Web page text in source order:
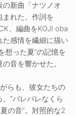
新曲「ナツノオ
まれた。作詞を
、編曲をKOJI oba
感情を繊細に描い
想った夏”の記憶を
音を響かせた。
らも、彼女たちの
“バレバレなくら
の音”。対照的な2